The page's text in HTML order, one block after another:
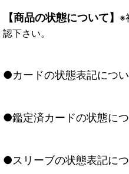
【商品の状態について】 ※
認下さい。
●カードの状態表記につ
●鑑定済カードの状態に
●スリーブの状態表記に